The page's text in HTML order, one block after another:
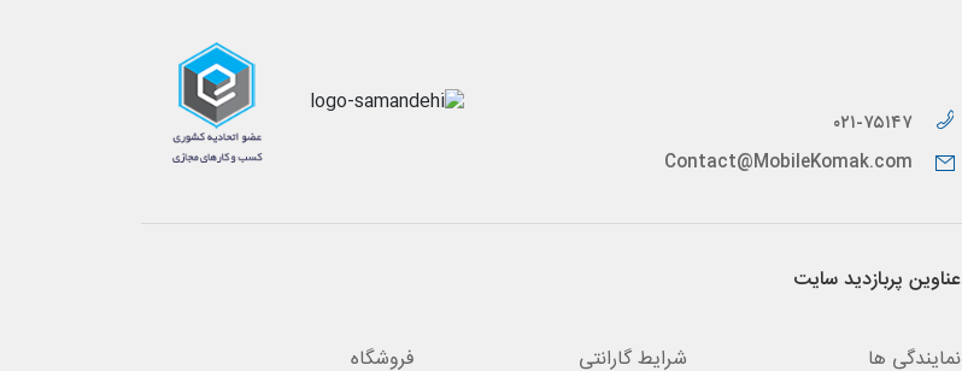
۰۲۱-۷۵۱۴۷
Contact@MobileKomak.com
عناوین پربازدید سایت
نمایندگی ها شرایط گارانتی فروشگاه